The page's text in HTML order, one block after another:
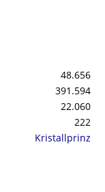
48.656
391.594
22.060
222
Kristallprinz